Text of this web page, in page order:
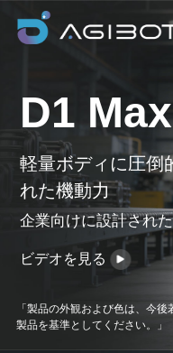
D1 Max
軽量ボディに圧倒
れた機動力
企業向けに設計され
ビデオを見る
「製品の外観および色は、今
製品を基準としてください。」